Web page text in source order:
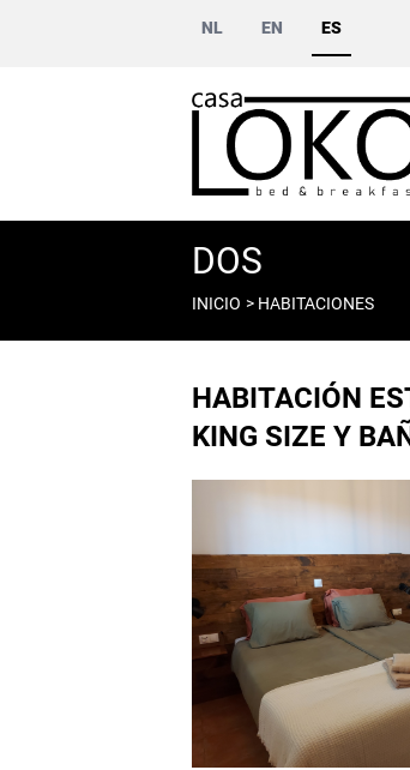
NL EN ES
DOS
Sobrescribir
enlaces
ayuda
a
navegación
INICIO HABITACIONES
HABITACIÓN
KING SIZE Y
Imagen